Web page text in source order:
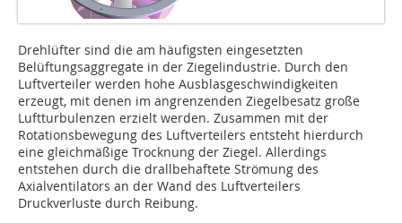
Drehlüfter sind die am häufigsten eingesetzten
Belüftungsaggregate in der Ziegelindustrie. Durch den
Luftverteiler werden hohe Ausblasgeschwindigkeiten
erzeugt, mit denen im angrenzenden Ziegelbesatz große
Luftturbulenzen erzielt werden. Zusammen mit der
Rotationsbewegung des Luftverteilers entsteht hierdurch
eine gleichmäßige Trocknung der Ziegel. Allerdings
entstehen durch die drallbehaftete Strömung des
Axialventilators an der Wand des Luftverteilers
Druckverluste durch Reibung.